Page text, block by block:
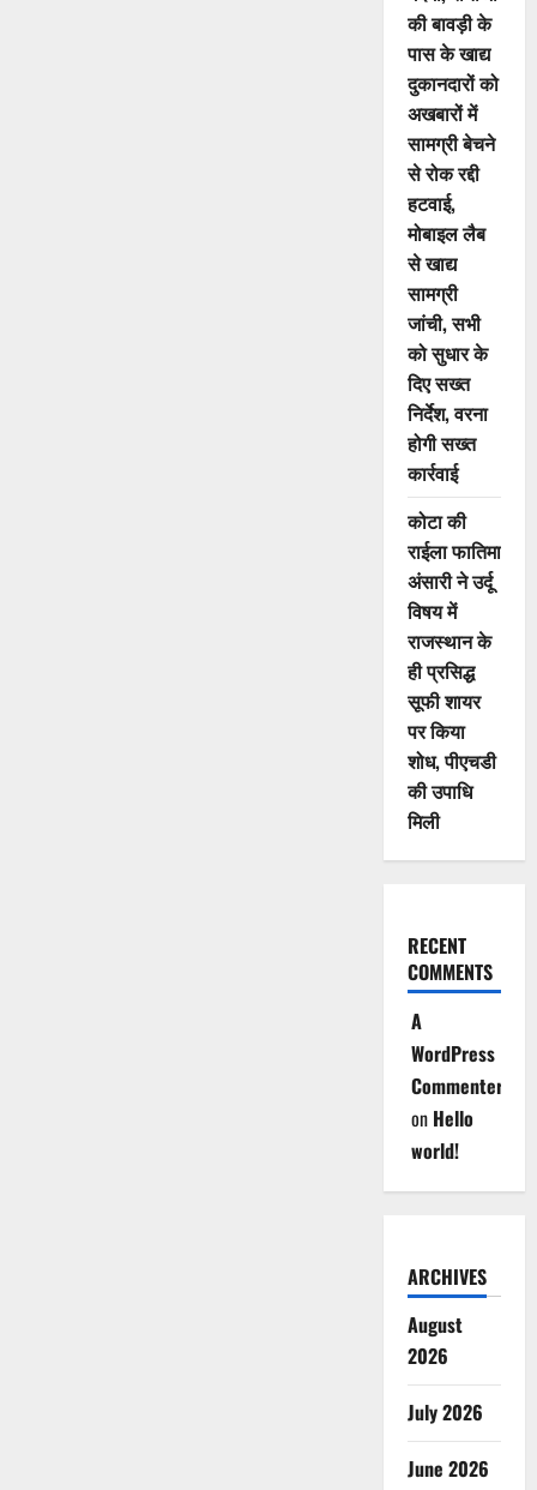
की बावड़ी के
पास के खाद्य
दुकानदारों को
अखबारों में
सामग्री बेचने
से रोक रद्दी
हटवाई,
मोबाइल लैब
से खाद्य
सामग्री
जांची, सभी
को सुधार के
दिए सख्त
निर्देश, वरना
होगी सख्त
कार्रवाई
कोटा की
राईला फातिमा
अंसारी ने उर्दू
विषय में
राजस्थान के
ही प्रसिद्ध
सूफी शायर
पर किया
शोध, पीएचडी
की उपाधि
मिली
RECENT
COMMENTS
A
WordPress
Commenter
on Hello
world!
ARCHIVES
August
2026
July 2026
June 2026